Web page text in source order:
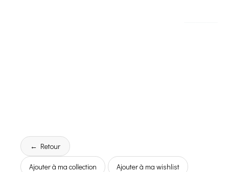
← Retour
Ajouter à ma collection Ajouter à ma wishlist